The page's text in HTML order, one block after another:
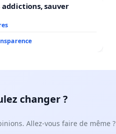
addictions, sauver
changer ?
Allez-vous faire de même ?